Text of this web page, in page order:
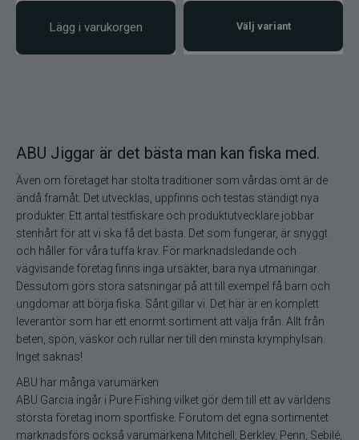
Lägg i varukorgen Välj variant
ABU Jiggar är det bästa man kan fiska med.
Även om företaget har stolta traditioner som vårdas ömt är de
ändå framåt. Det utvecklas, uppfinns och testas ständigt nya
produkter. Ett antal testfiskare och produktutvecklare jobbar
stenhårt för att vi ska få det bästa. Det som fungerar, är snyggt
och håller för våra tuffa krav. För marknadsledande och
vägvisande företag finns inga ursäkter, bara nya utmaningar.
Dessutom görs stora satsningar på att till exempel få barn och
ungdomar att börja fiska. Sånt gillar vi. Det här är en komplett
leverantör som har ett enormt sortiment att välja från. Allt från
beten, spön, väskor och rullar ner till den minsta krymphylsan.
Inget saknas!
ABU har många varumärken
ABU Garcia ingår i Pure Fishing vilket gör dem till ett av världens
största företag inom sportfiske. Förutom det egna sortimentet
marknadsförs också varumärkena Mitchell, Berkley, Penn, Sebilé,